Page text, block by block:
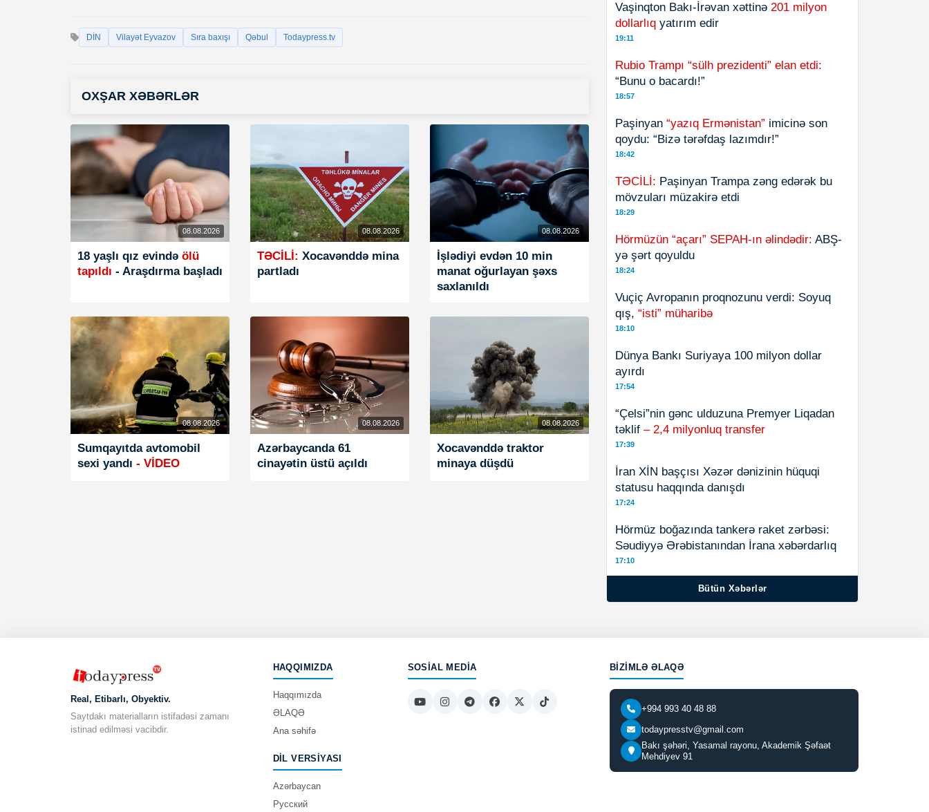
DİN Vilayət Eyvazov Sıra baxışı Qəbul Todaypress.tv
OXŞAR XƏBƏRLƏR
08.08.2026
18 yaşlı qız evində ölü
tapıldı - Araşdırma başladı
08.08.2026
TƏCİLİ: Xocavənddə mina
partladı
08.08.2026
İşlədiyi evdən 10 min
manat oğurlayan şəxs
saxlanıldı
08.08.2026
Sumqayıtda avtomobil
sexi yandı - VİDEO
08.08.2026
Azərbaycanda 61
cinayətin üstü açıldı
08.08.2026
Xocavənddə traktor
minaya düşdü
Vaşinqton Bakı-İrəvan xəttinə 201 milyon
dollarlıq yatırım edir
19:11
Rubio Trampı “sülh prezidenti” elan etdi:
“Bunu o bacardı!”
18:57
Paşinyan “yazıq Ermənistan” imicinə son
qoydu: “Bizə tərəfdaş lazımdır!”
18:42
TƏCİLİ: Paşinyan Trampa zəng edərək bu
mövzuları müzakirə etdi
18:29
Hörmüzün “açarı” SEPAH-ın əlindədir: ABŞ-
yə şərt qoyuldu
18:24
Vuçiç Avropanın proqnozunu verdi: Soyuq
qış, “isti” müharibə
18:10
Dünya Bankı Suriyaya 100 milyon dollar
ayırdı
17:54
“Çelsi”nin gənc ulduzuna Premyer Liqadan
təklif – 2,4 milyonluq transfer
17:39
İran XİN başçısı Xəzər dənizinin hüquqi
statusu haqqında danışdı
17:24
Hörmüz boğazında tankerə raket zərbəsi:
Səudiyyə Ərəbistanından İrana xəbərdarlıq
17:10
Bütün Xəbərlər
Real, Etibarlı, Obyektiv.
Saytdakı materialların istifadəsi zamanı
istinad edilməsi vacibdir.
HAQQIMIZDA
Haqqımızda
ƏLAQƏ
Ana səhifə
DIL VERSIYASI
Azərbaycan
Русский
SOSIAL MEDIA BIZIMLƏ ƏLAQƏ
+994 993 40 48 88
todaypresstv@gmail.com
Bakı şəhəri, Yasamal rayonu, Akademik Şəfaət
Mehdiyev 91